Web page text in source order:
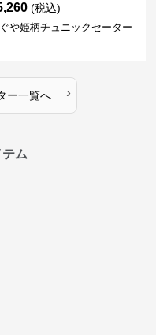
(税込)
や姫柄チュニックセーター
ー一覧へ ›
ム